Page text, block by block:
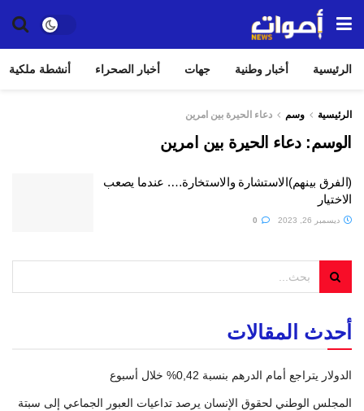
الرئيسية أخبار وطنية جهات أخبار الصحراء أنشطة ملكية
الرئيسية وسم دعاء الحيرة بين امرين
الوسم:دعاء الحيرة بين امرين
(الفرق بينهم)الاستشارة والاستخارة…. عندما يصعب
الاختيار
ديسمبر 26, 2023
أحدث المقالات
الدولار يتراجع أمام الدرهم بنسبة 0,42% خلال أسبوع
المجلس الوطني لحقوق الإنسان يرصد تداعيات العبور الجماعي إلى سبتة